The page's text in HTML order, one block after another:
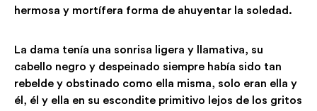
hermosa y mortífera forma de ahuyentar la soledad.
La dama tenía una sonrisa ligera y llamativa, su
cabello negro y despeinado siempre había sido tan
rebelde y obstinado como ella misma, solo eran ella y
él, él y ella en su escondite primitivo lejos de los gritos